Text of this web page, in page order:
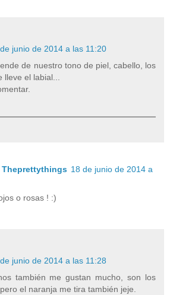
junio de 2014 a las 11:20
de nuestro tono de piel, cabello, los
lleve el labial...
Theprettythings 18 de junio de 2014 a
o rosas ! :)
junio de 2014 a las 11:28
también me gustan mucho, son los
el naranja me tira también jeje.